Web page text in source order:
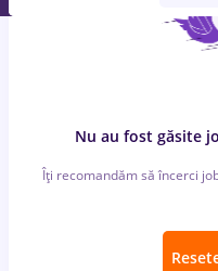
Nu au fost găsite
Îți recomandăm să încerci